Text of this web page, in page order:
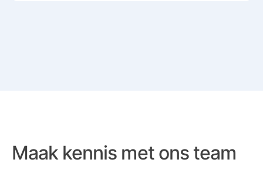
Maak kennis met ons team